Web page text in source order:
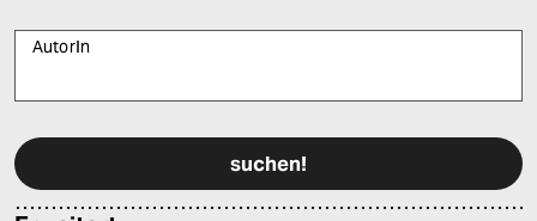
AutorIn